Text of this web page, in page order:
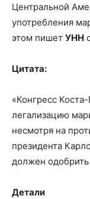
Центральной
употребления
этом пишет УНН
Цитата:
«Конгресс
легализацию
несмотря на
президента
должен
Детали